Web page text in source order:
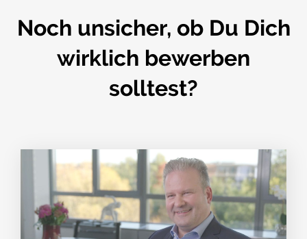
Noch unsicher, ob Du Dich
wirklich bewerben
solltest?